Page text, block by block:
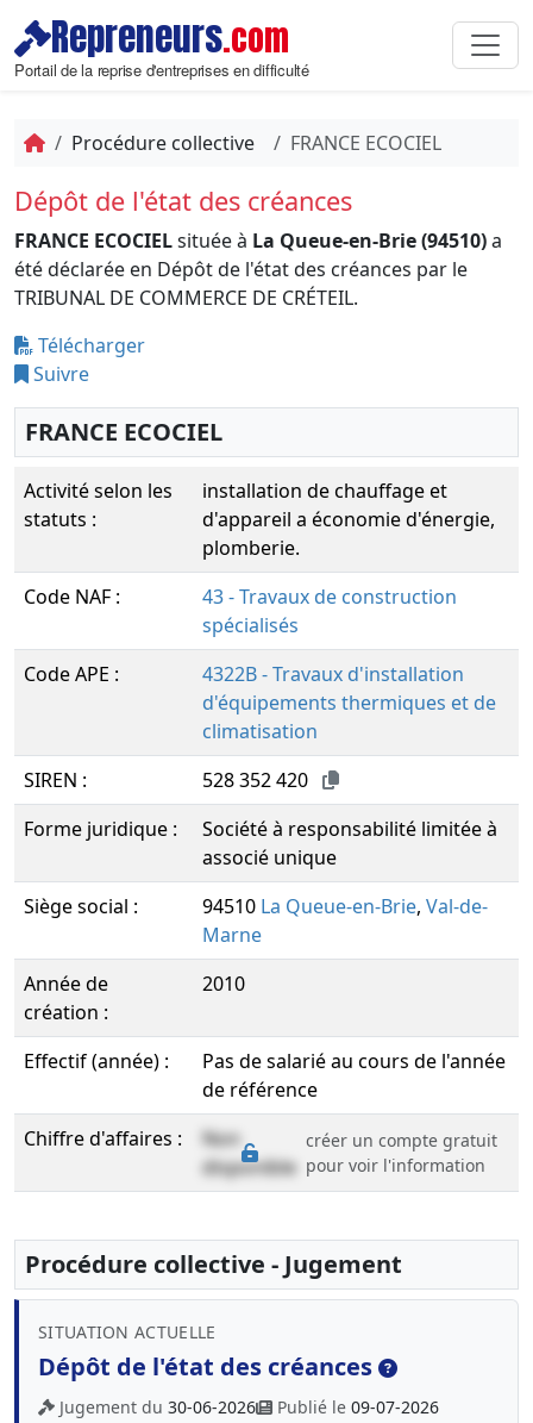
Repreneurs.com
Portail de la reprise d'entreprises en difficulté
Procédure collective FRANCE ECOCIEL
Dépôt de l'état des créances
FRANCE ECOCIELsituée à La Queue-en-Brie (94510)a
été déclarée en Dépôt de l'état des créances par le
TRIBUNAL DE COMMERCE DE CRÉTEIL.
Télécharger
Suivre
FRANCE ECOCIEL
Activité selon les
statuts :
installation de chauffage et
d'appareil a économie d'énergie,
plomberie.
Code NAF :
43 - Travaux de construction
spécialisés
Code APE :
4322B - Travaux d'installation
d'équipements thermiques et de
climatisation
SIREN :
528 352 420
Forme juridique :
Société à responsabilité limitée à
associé unique
Siège social :
94510 La Queue-en-Brie, Val-de-
Marne
Année de
création :
2010
Effectif (année) :
Pas de salarié au cours de l'année
de référence
Chiffre d'affaires :
Non
disponible
créer un compte gratuit
pour voir l'information
Procédure collective - Jugement
SITUATION ACTUELLE
Dépôt de l'état des créances
Jugement du 30-06-2026 Publié le 09-07-2026